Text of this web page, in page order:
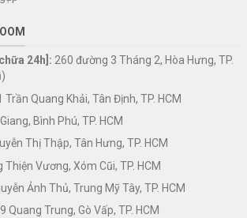
24h]: 260 đường 3 Tháng 2, Hòa Hưng, TP.
Trần Quang Khải, Tân Định, TP. HCM
Bình Phú, TP. HCM
Thị Thập, Tân Hưng, TP. HCM
Thiện Vương, Xóm Cũi, TP. HCM
Ảnh Thủ, Trung Mỹ Tây, TP. HCM
Quang Trung, Gò Vấp, TP. HCM